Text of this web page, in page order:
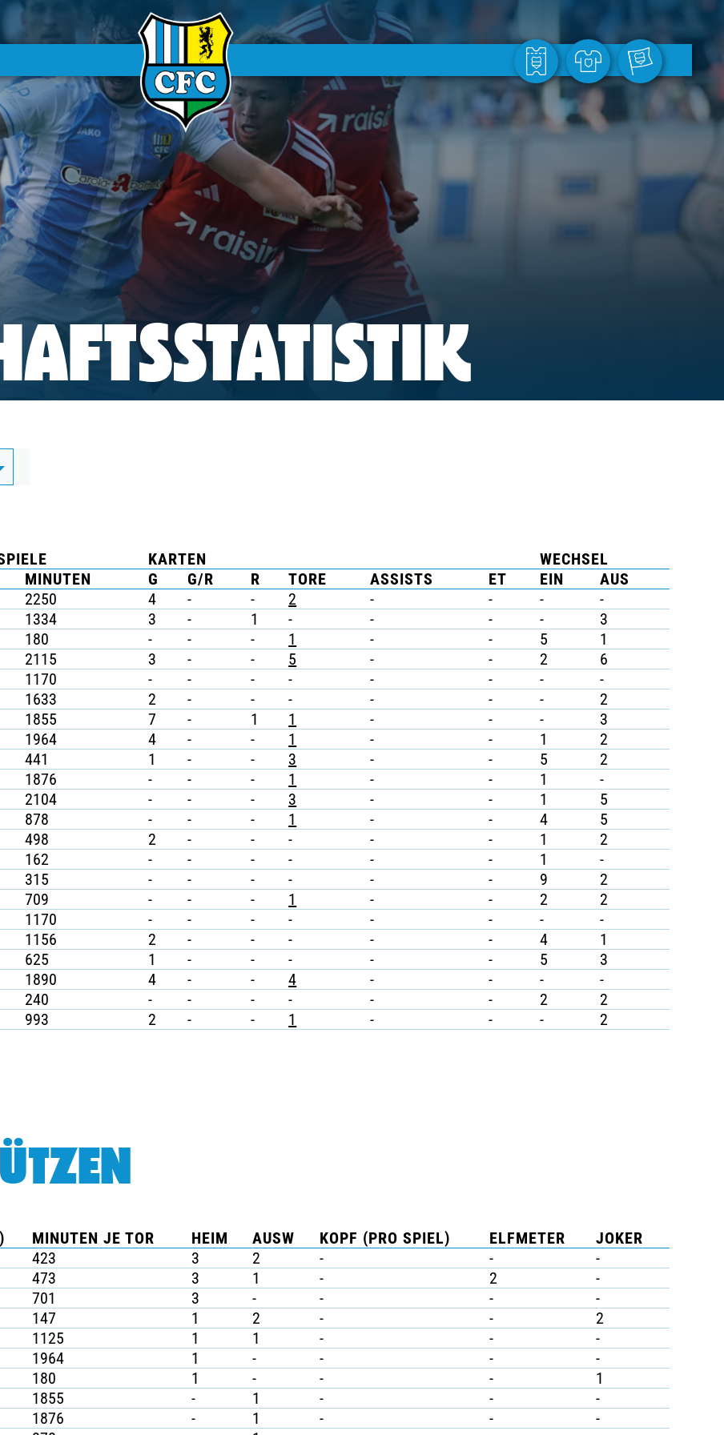
KARTEN
WECHSEL
MINUTEN G G/R R TORE ASSISTS ET EIN
AUS
2250 4 - - 2 - - -
-
1334 3 - 1 - - - -
3
180 - - - 1 - - 5
1
2115 3 - - 5 - - 2
6
1170 - - - - - - -
-
1633 2 - - - - - -
2
1855 7 - 1 1 - - -
3
1964 4 - - 1 - - 1
2
441 1 - - 3 - - 5
2
1876 - - - 1 - - 1
-
2104 - - - 3 - - 1
5
878 - - - 1 - - 4
5
498 2 - - - - - 1
2
162 - - - - - - 1
-
315 - - - - - - 9
2
709 - - - 1 - - 2
2
1170 - - - - - - -
-
1156 2 - - - - - 4
1
625 1 - - - - - 5
3
1890 4 - - 4 - - -
-
240 - - - - - - 2
2
993 2 - - 1 - - - 2
MINUTEN JE TOR HEIM AUSW KOPF (PRO SPIEL) ELFMETER
JOKER
423 3 2 - -
-
473 3 1 - 2
-
701 3 - - -
-
147 1 2 - -
2
1125 1 1 - -
-
1964 1 - - -
-
180 1 - - -
1
1855 - 1 - -
-
1876 - 1 - -
-